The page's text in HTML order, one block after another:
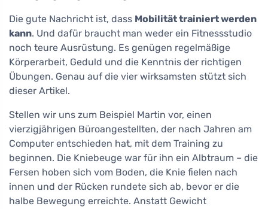
Die gute Nachricht ist, dass Mobilität trainiert werden
kann. Und dafür braucht man weder ein Fitnessstudio
noch teure Ausrüstung. Es genügen regelmäßige
Körperarbeit, Geduld und die Kenntnis der richtigen
Übungen. Genau auf die vier wirksamsten stützt sich
dieser Artikel.
Stellen wir uns zum Beispiel Martin vor, einen
vierzigjährigen Büroangestellten, der nach Jahren am
Computer entschieden hat, mit dem Training zu
beginnen. Die Kniebeuge war für ihn ein Albtraum – die
Fersen hoben sich vom Boden, die Knie fielen nach
innen und der Rücken rundete sich ab, bevor er die
halbe Bewegung erreichte. Anstatt Gewicht